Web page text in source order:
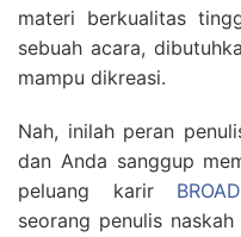
materi berkualitas
sebuah acara,
mampu dikreasi.
Nah, inilah peran
dan Anda sanggup
peluang karir
seorang penulis